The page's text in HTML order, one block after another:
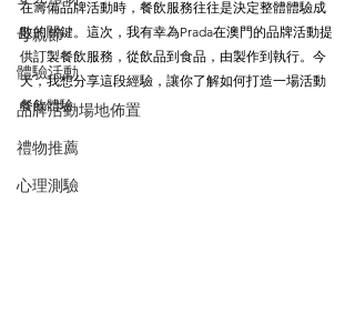
母親節
體驗活動
品牌活動場地佈置
禮物推薦
心理測驗
在籌備品牌活動時，餐飲服務往往是決定整體體驗成
敗的關鍵。這次，我有幸為Prada在澳門的品牌活動提
供訂製餐飲服務，從飲品到食品，由製作到執行。今
天，我想分享這段經驗，讓你了解如何打造一場活動
餐飲體驗。